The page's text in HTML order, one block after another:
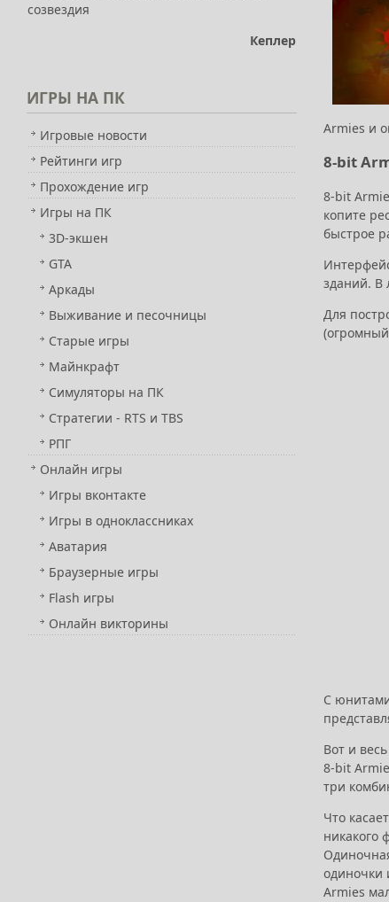
Armies и
8-bit
8-bit
копите
быстрое
зданий. В
Для
С юнитами
Вот и
8-bit
три
Что
никакого
одиночки
Armies
созвездия
Кеплер
ИГРЫ НА ПК
Игровые новости
Рейтинги игр
Прохождение игр
Игры на ПК
3D-экшен
GTA
Аркады
Выживание и песочницы
Старые игры
Майнкрафт
Симуляторы на ПК
Стратегии - RTS и TBS
РПГ
Онлайн игры
Игры вконтакте
Игры в одноклассниках
Аватария
Браузерные игры
Flash игры
Онлайн викторины